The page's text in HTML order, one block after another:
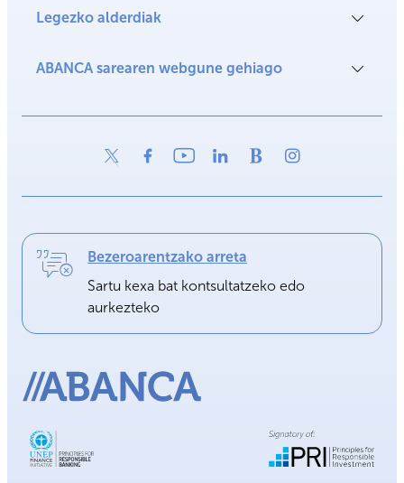
Legezko alderdiak
ABANCA sarearen webgune gehiago
Bezeroarentzako arreta
Sartu kexa bat kontsultatzeko edo
aurkezteko